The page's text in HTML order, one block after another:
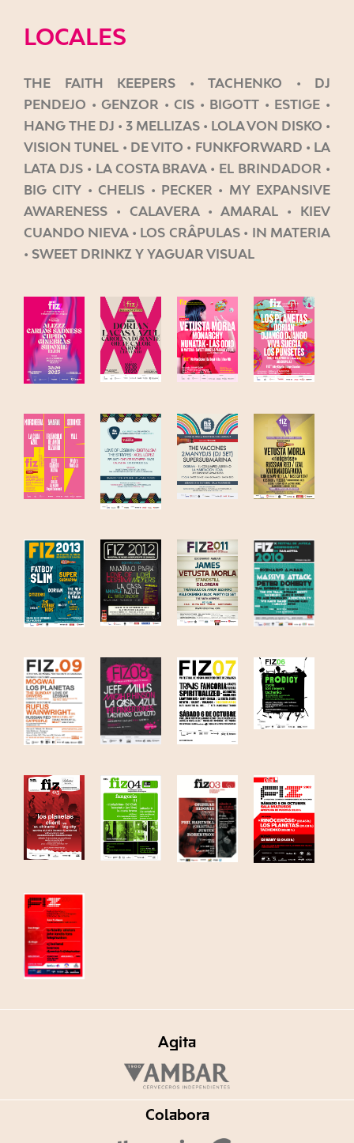
LOCALES
THE FAITH KEEPERS • TACHENKO • DJ
PENDEJO • GENZOR • CIS • BIGOTT • ESTIGE •
HANG THE DJ • 3 MELLIZAS • LOLA VON DISKO •
VISION TUNEL • DE VITO • FUNKFORWARD • LA
LATA DJS • LA COSTA BRAVA • EL BRINDADOR •
BIG CITY • CHELIS • PECKER • MY EXPANSIVE
AWARENESS • CALAVERA • AMARAL • KIEV
CUANDO NIEVA • LOS CRÂPULAS • IN MATERIA
• SWEET DRINKZ Y YAGUAR VISUAL
Agita
Colabora